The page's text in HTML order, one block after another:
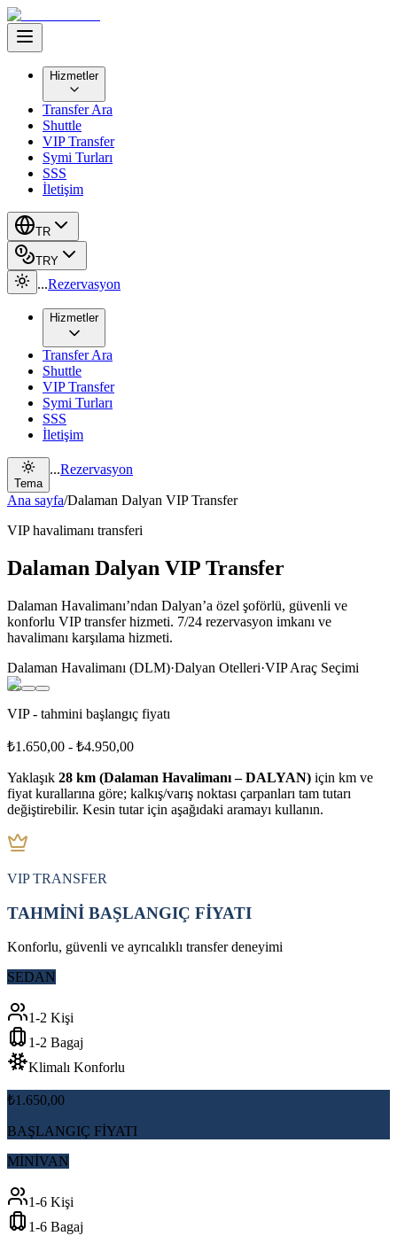
Hizmetler
Transfer Ara
Shuttle
VIP Transfer
Symi Turları
SSS
İletişim
TR
TRY
...Rezervasyon
Hizmetler
Transfer Ara
Shuttle
VIP Transfer
Symi Turları
SSS
İletişim
Tema
...Rezervasyon
Ana sayfa/Dalaman Dalyan VIP Transfer
VIP havalimanı transferi
Dalaman Dalyan VIP Transfer
Dalaman Havalimanı’ndan Dalyan’a özel şoförlü, güvenli ve
konforlu VIP transfer hizmeti. 7/24 rezervasyon imkanı ve
havalimanı karşılama hizmeti.
Dalaman Havalimanı (DLM)·Dalyan Otelleri·VIP Araç Seçimi
VIP - tahmini başlangıç fiyatı
₺1.650,00 - ₺4.950,00
Yaklaşık 28 km (Dalaman Havalimanı – DALYAN) için km ve
fiyat kurallarına göre; kalkış/varış noktası çarpanları tam tutarı
değiştirebilir. Kesin tutar için aşağıdaki aramayı kullanın.
VIP TRANSFER
TAHMİNİ BAŞLANGIÇ FİYATI
Konforlu, güvenli ve ayrıcalıklı transfer deneyimi
SEDAN
1-2 Kişi
1-2 Bagaj
Klimalı Konforlu
₺1.650,00
BAŞLANGIÇ FİYATI
MİNİVAN
1-6 Kişi
1-6 Bagaj